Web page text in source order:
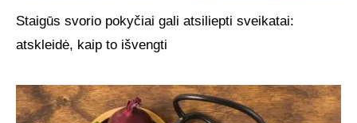
Staigūs svorio pokyčiai gali atsiliepti sveikatai:
atskleidė, kaip to išvengti